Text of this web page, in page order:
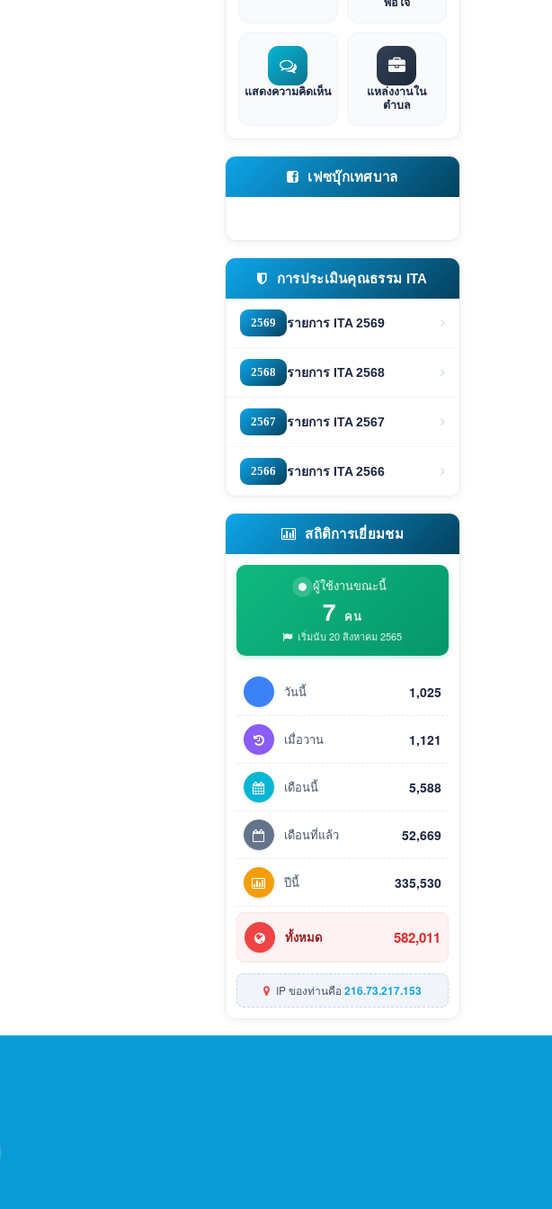
พอใจ
แสดงความคิดเห็น
แหล่งงานใน
ตำบล
เฟซบุ๊กเทศบาล
การประเมินคุณธรรม ITA
2569 รายการ ITA 2569
2568 รายการ ITA 2568
2567 รายการ ITA 2567
2566 รายการ ITA 2566
สถิติการเยี่ยมชม
ผู้ใช้งานขณะนี้
7 คน
เริ่มนับ 20 สิงหาคม 2565
วันนี้ 1,025
เมื่อวาน 1,121
เดือนนี้ 5,588
เดือนที่แล้ว 52,669
ปีนี้ 335,530
ทั้งหมด 582,011
IP ของท่านคือ216.73.217.153